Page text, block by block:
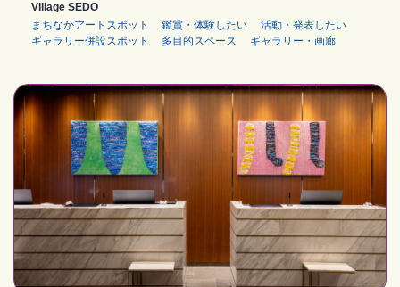
Village SEDO
まちなかアートスポット
鑑賞・体験したい
活動・発表したい
ギャラリー併設スポット
多目的スペース ギャラリー・画廊